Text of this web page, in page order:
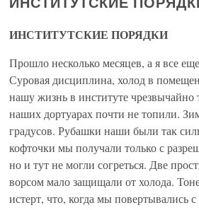
ИНСТИТУТСКИЕ ПОРЯДКИ
Прошло несколько месяцев, а я все
Суровая дисциплина, холод в
нашу жизнь в институте
наших дортуарах почти не топили.
градусов. Рубашки наши были так
кофточки мы получали только с
но и тут не могли согреться. Две
ворсом мало защищали от холода.
истерт, что, когда мы повертывались